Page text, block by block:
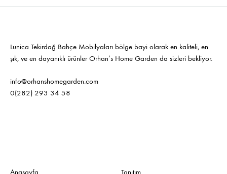
Lunica Tekirdağ Bahçe Mobilyaları bölge bayi olarak en kaliteli, en
şık, ve en dayanıklı ürünler Orhan’s Home Garden da sizleri bekliyor.
info@orhanshomegarden.com
0(282) 293 34 58
Anasayfa Tanıtım